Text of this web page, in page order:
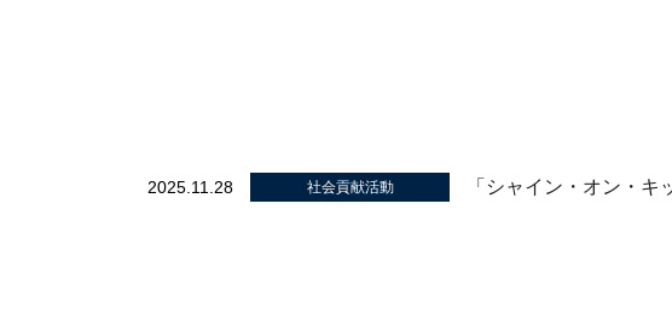
2025.11.28 社会貢献活動 「シャイン・オン・キ